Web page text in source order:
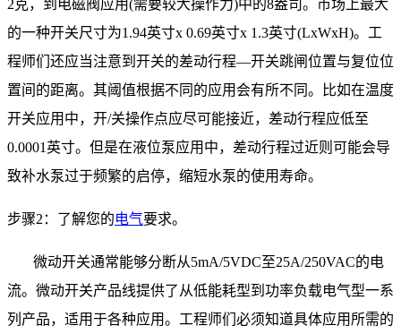
2克，到电磁阀应用(需要较大操作力)中的8盎司。市场上最大
的一种开关尺寸为1.94英寸x 0.69英寸x 1.3英寸(LxWxH)。工
程师们还应当注意到开关的差动行程—开关跳闸位置与复位位
置间的距离。其阈值根据不同的应用会有所不同。比如在温度
开关应用中，开/关操作点应尽可能接近，差动行程应低至
0.0001 英寸。但是在液位泵应用中，差动行程过近则可能会导
致补水泵过于频繁的启停，缩短水泵的使用寿命。
步骤2 ：了解您的电气要求。
微动开关通常能够分断从5mA/5VDC至25A/250VAC的电
流。微动开关产品线提供了从低能耗型到功率负载电气型一系
列产品，适用于各种应用。工程师们必须知道具体应用所需的